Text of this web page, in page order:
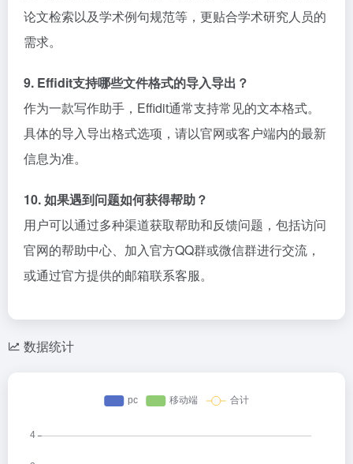
论文检索以及学术例句规范等，更贴合学术研究人员的
需求。
9. Effidit支持哪些文件格式的导入导出？
作为一款写作助手，Effidit通常支持常见的文本格式。
具体的导入导出格式选项，请以官网或客户端内的最新
信息为准。
10. 如果遇到问题如何获得帮助？
用户可以通过多种渠道获取帮助和反馈问题，包括访问
官网的帮助中心、加入官方QQ群或微信群进行交流，
或通过官方提供的邮箱联系客服。
数据统计